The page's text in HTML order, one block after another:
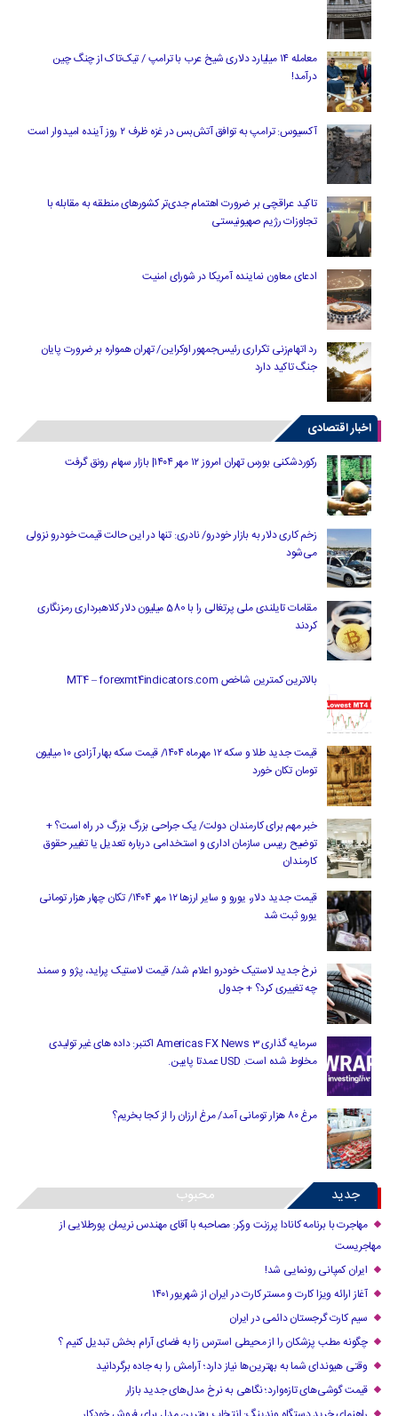
معامله ۱۴ میلیارد دلاری شیخ عرب با ترامپ / تیک‌تاک از چنگ چین
درآمد!
آکسیوس: ترامپ به توافق آتش‌بس در غزه ظرف ۲ روز آینده امیدوار است
تاکید عراقچی بر ضرورت اهتمام جدی‌تر کشورهای منطقه به مقابله با
تجاوزات رژیم صهیونیستی
ادعای معاون نماینده آمریکا در شورای امنیت
رد اتهام‌زنی تکراری رئیس‌جمهور اوکراین/ تهران همواره بر ضرورت پایان
جنگ تاکید دارد
اخبار اقتصادی
رکوردشکنی بورس تهران امروز ۱۲ مهر ۱۴۰۴| بازار سهام رونق گرفت
زخم کاری دلار به بازار خودرو/ نادری: تنها در این حالت قیمت خودرو نزولی
می‌شود
مقامات تایلندی ملی پرتغالی را با 580 میلیون دلار کلاهبرداری رمزنگاری
کردند
بالاترین کمترین شاخص MT4 – forexmt4indicators.com
قیمت جدید طلا و سکه ۱۲ مهرماه ۱۴۰۴/ قیمت سکه بهار آزادی ۱۰ میلیون
تومان تکان خورد
خبر مهم برای کارمندان دولت/ یک جراحی بزرگ بزرگ در راه است؟ +
توضیح رییس سازمان اداری و استخدامی درباره تعدیل یا تغییر حقوق
کارمندان
قیمت جدید دلار، یورو و سایر ارزها ۱۲ مهر ۱۴۰۴/ تکان چهار هزار تومانی
یورو ثبت شد
نرخ جدید لاستیک خودرو اعلام شد/ قیمت لاستیک پراید، پژو و سمند
چه تغییری کرد؟ + جدول
سرمایه گذاری Americas FX News 3 اکتبر: داده های غیر تولیدی
مخلوط شده است. USD عمدتا پایین.
مرغ ۸۰ هزار تومانی آمد/ مرغ ارزان را از کجا بخریم؟
جدید محبوب
مهاجرت با برنامه کانادا پرزنت ورکر: مصاحبه با آقای مهندس نریمان پورطلایی از
مهاجریست
ایران کمپانی رونمایی شد!
آغاز ارائه ویزا کارت و مستر کارت در ایران از شهریور ۱۴۰۱
سیم کارت گرجستان دائمی در ایران
چگونه مطب پزشکان را از محیطی استرس زا به فضای آرام بخش تبدیل کنیم ؟
وقتی هیوندای شما به بهترین‌ها نیاز دارد؛ آرامش را به جاده برگردانید
قیمت گوشی‌های تازه‌وارد؛ نگاهی به نرخ مدل‌های جدید بازار